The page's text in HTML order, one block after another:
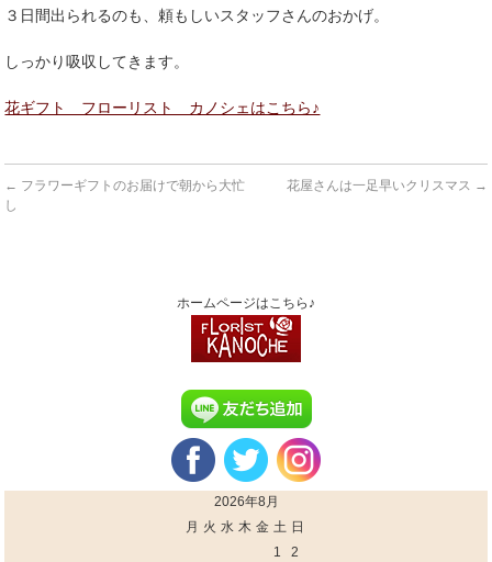
３日間出られるのも、頼もしいスタッフさんのおかげ。
しっかり吸収してきます。
花ギフト フローリスト カノシェはこちら♪
← フラワーギフトのお届けで朝から大忙
し
花屋さんは一足早いクリスマス →
ホームページはこちら♪
2026年8月
月 火 水 木 金 土 日
1
2